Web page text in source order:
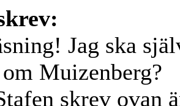
Jag ska
Muizenberg?
skrev ovan